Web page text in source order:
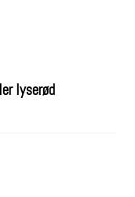
lyserød